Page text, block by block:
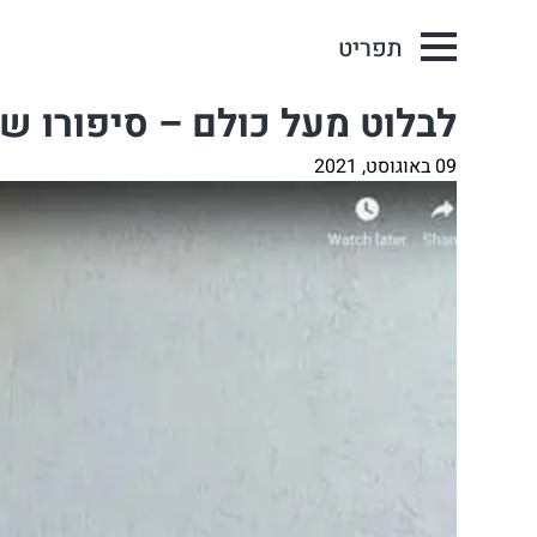
תפריט
לבלוט מעל כולם – סיפורו
09 באוגוסט, 2021